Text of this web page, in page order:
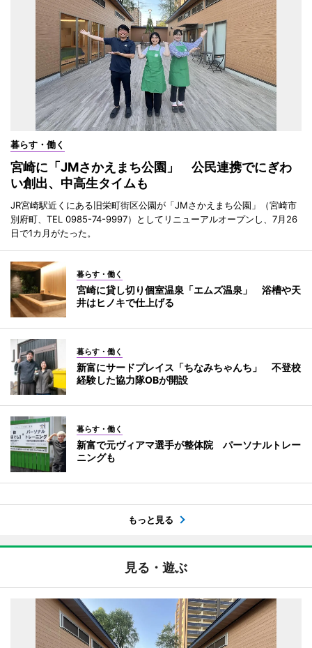
暮らす・働く
宮崎に「JMさかえまち公園」 公民連携でにぎわ
い創出、中高生タイムも
JR宮崎駅近くにある旧栄町街区公園が「JMさかえまち公園」（宮崎市
別府町、TEL 0985-74-9997）としてリニューアルオープンし、7月26
日で1カ月がたった。
暮らす・働く
宮崎に貸し切り個室温泉「エムズ温泉」 浴槽や天
井はヒノキで仕上げる
暮らす・働く
新富にサードプレイス「ちなみちゃんち」 不登校
経験した協力隊OBが開設
暮らす・働く
新富で元ヴィアマ選手が整体院 パーソナルトレー
ニングも
もっと見る
見る・遊ぶ